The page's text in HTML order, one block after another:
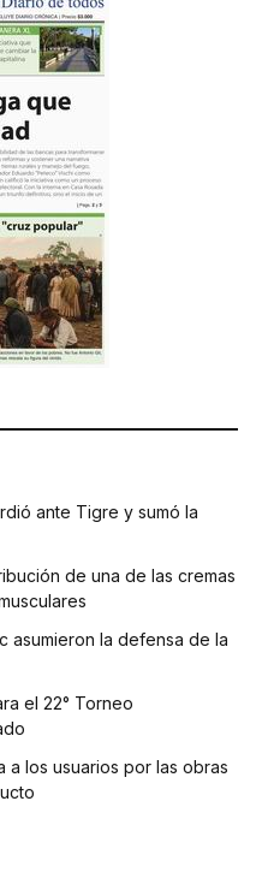
ante Tigre y sumó la
de una de las cremas
asumieron la defensa de la
el 22° Torneo
a los usuarios por las obras